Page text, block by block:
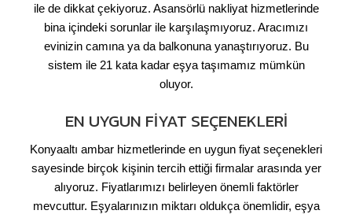
ile de dikkat çekiyoruz. Asansörlü nakliyat hizmetlerinde
bina içindeki sorunlar ile karşılaşmıyoruz. Aracımızı
evinizin camına ya da balkonuna yanaştırıyoruz. Bu
sistem ile 21 kata kadar eşya taşımamız mümkün
oluyor.
EN UYGUN FIYAT SEÇENEKLERI
Konyaaltı ambar hizmetlerinde en uygun fiyat seçenekleri
sayesinde birçok kişinin tercih ettiği firmalar arasında yer
alıyoruz. Fiyatlarımızı belirleyen önemli faktörler
mevcuttur. Eşyalarınızın miktarı oldukça önemlidir, eşya